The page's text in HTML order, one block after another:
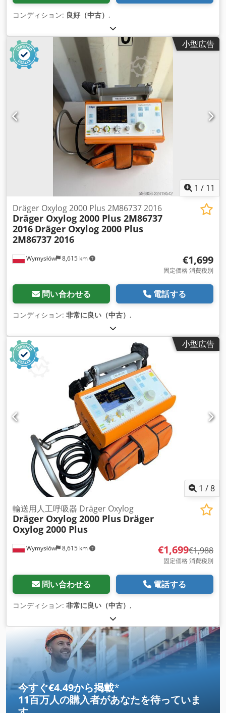
コンディション: 良好（中古） ,
小型広告
1 / 11
Wymysłów 8,615 km
Dräger Oxylog 2000 Plus 2M86737 2016
Dräger Oxylog 2000 Plus 2M86737
2016 Dräger Oxylog 2000 Plus
2M86737 2016
€1,699
固定価格 消費税別
問い合わせる 電話する
コンディション: 非常に良い（中古） ,
小型広告
1 /8
Wymysłów 8,615 km
輸送用人工呼吸器 Dräger Oxylog
Dräger Oxylog 2000 Plus Dräger
Oxylog 2000 Plus
€1,699€1,988
固定価格 消費税別
問い合わせる 電話する
コンディション: 非常に良い（中古） ,
今すぐ€4.49から掲載*
11百万人の購入者があなたを待っていま